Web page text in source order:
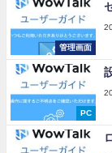
管理画面
PC